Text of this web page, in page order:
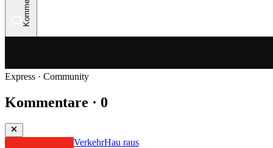
Express · Community
Kommentare · 0
VerkehrHau raus